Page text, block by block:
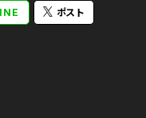
ポスト